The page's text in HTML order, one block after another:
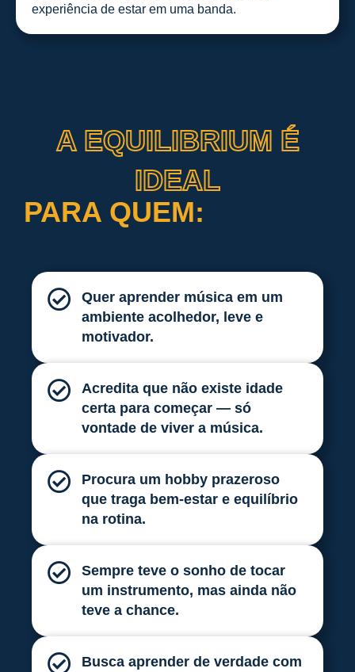
experiência de estar em uma banda.
A EQUILIBRIUM É
IDEAL
PARA QUEM:
Quer aprender música em um
ambiente acolhedor, leve e
motivador.
Acredita que não existe idade
certa para começar — só
vontade de viver a música.
Procura um hobby prazeroso
que traga bem-estar e equilíbrio
na rotina.
Sempre teve o sonho de tocar
um instrumento, mas ainda não
teve a chance.
Busca aprender de verdade com